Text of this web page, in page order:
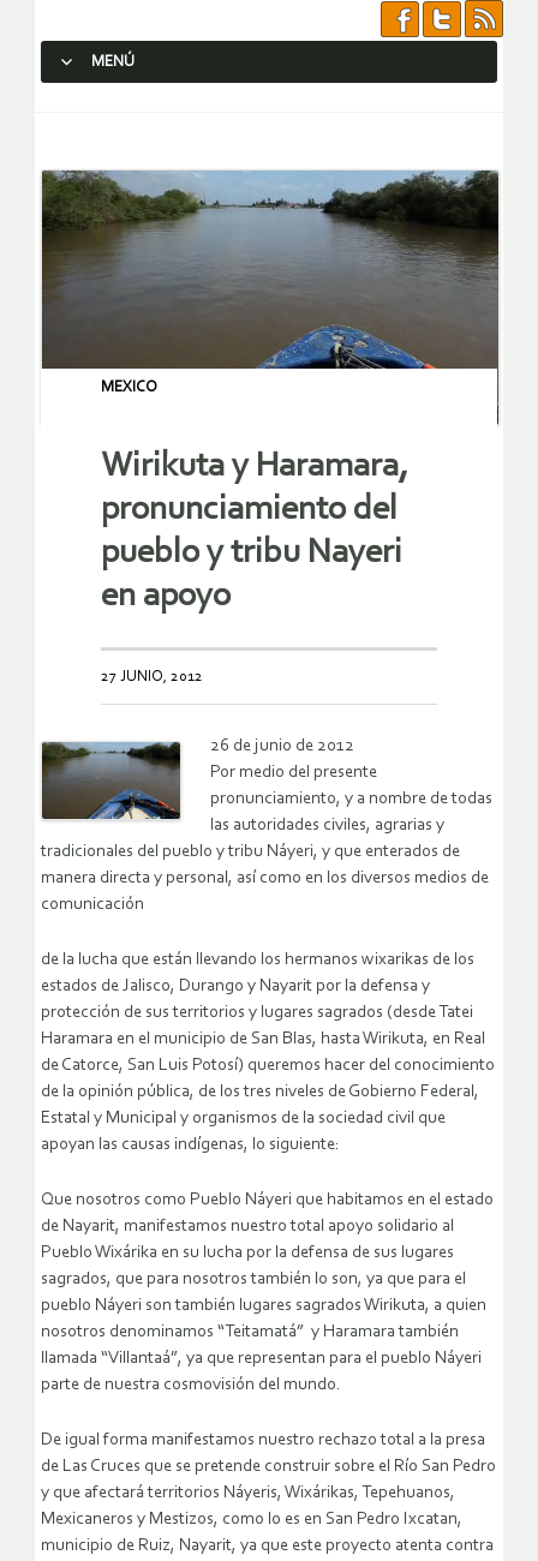
MENÚ
MEXICO
Wirikuta y Haramara,
pronunciamiento del
pueblo y tribu Nayeri
en apoyo
27 JUNIO, 2012
26 de junio de 2012
Por medio del presente
pronunciamiento, y a nombre de todas
las autoridades civiles, agrarias y
tradicionales del pueblo y tribu Náyeri, y que enterados de
manera directa y personal, así como en los diversos medios de
comunicación
de la lucha que están llevando los hermanos wixarikas de los
estados de Jalisco, Durango y Nayarit por la defensa y
protección de sus territorios y lugares sagrados (desde Tatei
Haramara en el municipio de San Blas, hasta Wirikuta, en Real
de Catorce, San Luis Potosí) queremos hacer del conocimiento
de la opinión pública, de los tres niveles de Gobierno Federal,
Estatal y Municipal y organismos de la sociedad civil que
apoyan las causas indígenas, lo siguiente:
Que nosotros como Pueblo Náyeri que habitamos en el estado
de Nayarit, manifestamos nuestro total apoyo solidario al
Pueblo Wixárika en su lucha por la defensa de sus lugares
sagrados, que para nosotros también lo son, ya que para el
pueblo Náyeri son también lugares sagrados Wirikuta, a quien
nosotros denominamos “Teitamatá” y Haramara también
llamada “Villantaá”, ya que representan para el pueblo Náyeri
parte de nuestra cosmovisión del mundo.
De igual forma manifestamos nuestro rechazo total a la presa
de Las Cruces que se pretende construir sobre el Río San Pedro
y que afectará territorios Náyeris, Wixárikas, Tepehuanos,
Mexicaneros y Mestizos, como lo es en San Pedro Ixcatan,
municipio de Ruiz, Nayarit, ya que este proyecto atenta contra